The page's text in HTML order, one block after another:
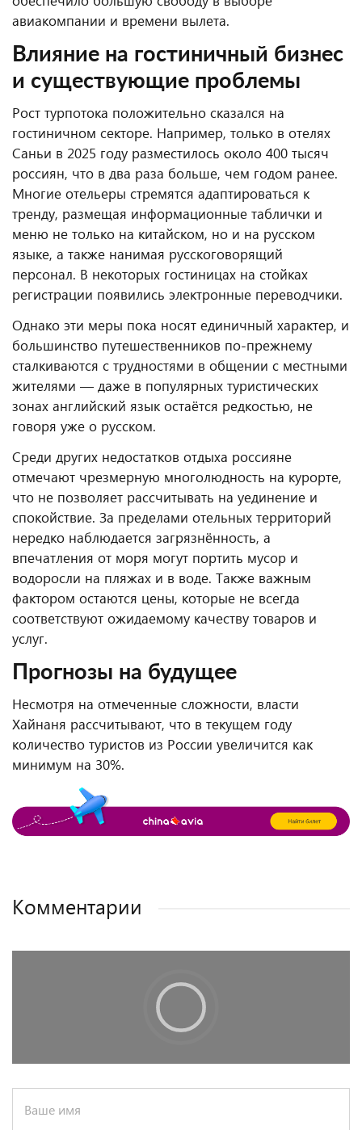
авиакомпании и времени вылета.
Влияние на гостиничный бизнес
и существующие проблемы
Рост турпотока положительно сказался на
гостиничном секторе. Например, только в отелях
Саньи в 2025 году разместилось около 400 тысяч
россиян, что в два раза больше, чем годом ранее.
Многие отельеры стремятся адаптироваться к
тренду, размещая информационные таблички и
меню не только на китайском, но и на русском
языке, а также нанимая русскоговорящий
персонал. В некоторых гостиницах на стойках
регистрации появились электронные переводчики.
Однако эти меры пока носят единичный характер, и
большинство путешественников по-прежнему
сталкиваются с трудностями в общении с местными
жителями — даже в популярных туристических
зонах английский язык остаётся редкостью, не
говоря уже о русском.
Среди других недостатков отдыха россияне
отмечают чрезмерную многолюдность на курорте,
что не позволяет рассчитывать на уединение и
спокойствие. За пределами отельных территорий
нередко наблюдается загрязнённость, а
впечатления от моря могут портить мусор и
водоросли на пляжах и в воде. Также важным
фактором остаются цены, которые не всегда
соответствуют ожидаемому качеству товаров и
услуг.
Прогнозы на будущее
Несмотря на отмеченные сложности, власти
Хайнаня рассчитывают, что в текущем году
количество туристов из России увеличится как
минимум на 30%.
Комментарии
Ваше имя